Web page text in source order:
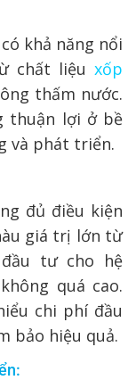
khả năng nổi
chất liệu xốp
thấm nước.
thuận lợi ở bề
và phát triển.
đủ điều kiện
giá trị lớn từ
tư cho hệ
quá cao.
chi phí đầu
bảo hiệu quả.